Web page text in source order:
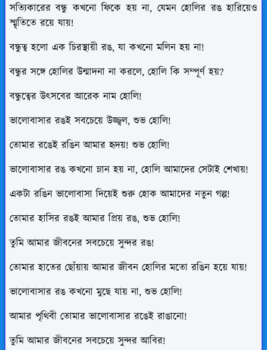
সত্যিকারের বন্ধু কখনো ফিকে হয় না, যেমন হোলির রঙ হারিয়েও
স্মৃতিতে রয়ে যায়!
বন্ধুত্ব হলো এক চিরস্থায়ী রঙ, যা কখনো মলিন হয় না!
বন্ধুর সঙ্গে হোলির উন্মাদনা না করলে, হোলি কি সম্পূর্ণ হয়?
বন্ধুত্বের উৎসবের আরেক নাম হোলি!
ভালোবাসার রঙই সবচেয়ে উজ্জ্বল, শুভ হোলি!
তোমার রঙেই রঙিন আমার হৃদয়! শুভ হোলি!
ভালোবাসার রঙ কখনো ম্লান হয় না, হোলি আমাদের সেটাই শেখায়!
একটা রঙিন ভালোবাসা দিয়েই শুরু হোক আমাদের নতুন গল্প!
তোমার হাসির রঙই আমার প্রিয় রঙ, শুভ হোলি!
তুমি আমার জীবনের সবচেয়ে সুন্দর রঙ!
তোমার হাতের ছোঁয়ায় আমার জীবন হোলির মতো রঙিন হয়ে যায়!
ভালোবাসার রঙ কখনো মুছে যায় না, শুভ হোলি!
আমার পৃথিবী তোমার ভালোবাসার রঙেই রাঙানো!
তুমি আমার জীবনের সবচেয়ে সুন্দর আবির!